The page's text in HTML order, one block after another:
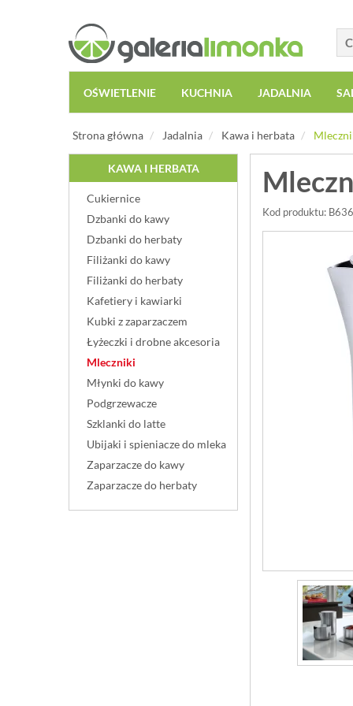
OŚWIETLENIE KUCHNIA JADALNIA
Strona główna Jadalnia Kawa i herbata
KAWA I HERBATA
Cukiernice
Dzbanki do kawy
Dzbanki do herbaty
Filiżanki do kawy
Filiżanki do herbaty
Kafetiery i kawiarki
Kubki z zaparzaczem
Łyżeczki i drobne akcesoria
Mleczniki
Młynki do kawy
Podgrzewacze
Szklanki do latte
Ubijaki i spieniacze do mleka
Zaparzacze do kawy
Zaparzacze do herbaty
Kod produktu: